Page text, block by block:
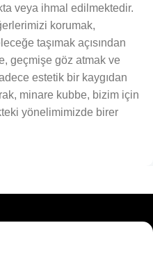
veya ihmal edilmektedir.
korumak,
taşımak açısından
geçmişe göz atmak ve
estetik bir kaygıdan
minare kubbe, bizim için
yönelimimizde birer